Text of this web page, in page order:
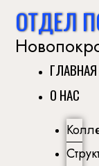
ОТДЕЛ
ГЛАВНАЯ
О НАС